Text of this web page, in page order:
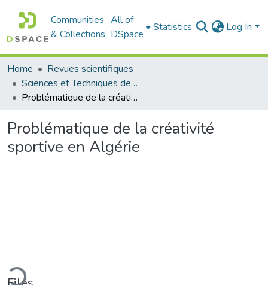
Communities
& Collections
All of
DSpace
Statistics Log In
Home
Revues scientifiques
Sciences et Techniques des Activités Physiques et Sportives (RISTAPS)
Problématique de la créativité sportive en Algérie
Problématique de la créativité
sportive en Algérie